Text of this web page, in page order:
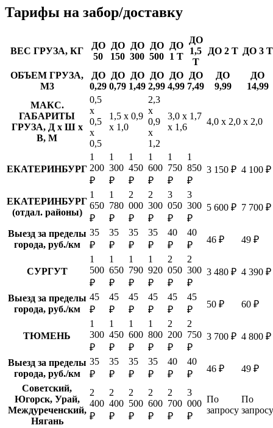
Тарифы на забор/доставку
ВЕС ГРУЗА, КГ
ДО
50
ДО
150
ДО
300
ДО
500
ДО
1 Т
ДО
1,5
Т
ДО 2 Т ДО 3 Т
ОБЪЕМ ГРУЗА,
М3
ДО
0,29
ДО
0,79
ДО
1,49
ДО
2,99
ДО
4,99
ДО
7,49
ДО
9,99
ДО
14,99
МАКС.
ГАБАРИТЫ
ГРУЗА, Д х Ш х
В, М
0,5
х
0,5
х
0,5
1,5 х 0,9
х 1,0
2,3
х
0,9
х
1,2
3,0 х 1,7
х 1,6
4,0 х 2,0 х 2,0
ЕКАТЕРИНБУРГ
1
200
₽
1
300
₽
1
450
₽
1
600
₽
1
750
₽
1
850
₽
3 150 ₽ 4 100 ₽
ЕКАТЕРИНБУРГ
(отдал. районы)
1
650
₽
1
780
₽
2
000
₽
2
300
₽
3
050
₽
3
300
₽
5 600 ₽ 7 700 ₽
Выезд за пределы
города, руб./км
35
₽
35
₽
35
₽
35
₽
40
₽
40
₽
46 ₽ 49 ₽
СУРГУТ
1
500
₽
1
650
₽
1
790
₽
1
920
₽
2
050
₽
2
300
₽
3 480 ₽ 4 390 ₽
Выезд за пределы
города, руб./км
45
₽
45
₽
45
₽
45
₽
45
₽
45
₽
50 ₽ 60 ₽
ТЮМЕНЬ
1
300
₽
1
450
₽
1
600
₽
1
800
₽
2
200
₽
2
750
₽
3 700 ₽ 4 800 ₽
Выезд за пределы
города, руб./км
35
₽
35
₽
35
₽
35
₽
40
₽
40
₽
46 ₽
49 ₽
Советский,
Югорск, Урай,
Междуреченский,
Нягань
2
400
₽
2
400
₽
2
500
₽
2
600
₽
2
700
₽
3
000
₽
По
запросу
По
запросу